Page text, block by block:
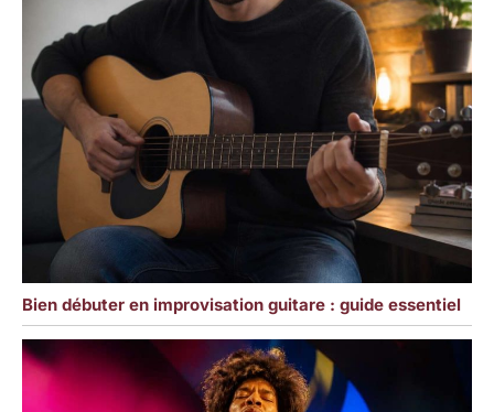
Bien débuter en improvisation guitare : guide essentiel